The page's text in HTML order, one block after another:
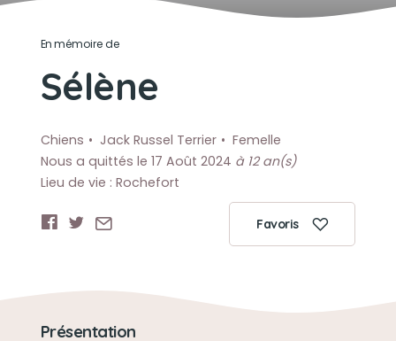
En mémoire de
Sélène
Chiens Jack Russel Terrier
Femelle
Nous a quittés le 17 Août 2024 à 12 an(s)
Lieu de vie : Rochefort
Favoris
Présentation